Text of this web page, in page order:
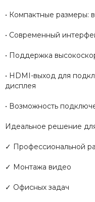
• Компактные размеры:
• Современный
• Поддержка
• HDMI-выход для
дисплея
• Возможность
Идеальное решение
✓ Профессиональной
✓ Монтажа видео
✓ Офисных задач